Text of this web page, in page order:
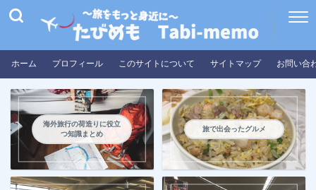
ホーム プロフィール このサイトについて サイトマップ お問い合
海外旅行の荷造りに役立
つ知識まとめ
旅で出会ったグルメ